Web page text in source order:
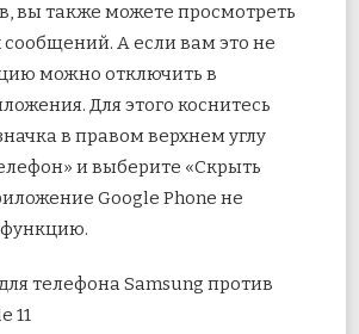
вы также можете просмотреть
А если вам это не
можно отключить в
Для этого коснитесь
в правом верхнем углу
и выберите «Скрыть
Google Phone не
функцию.